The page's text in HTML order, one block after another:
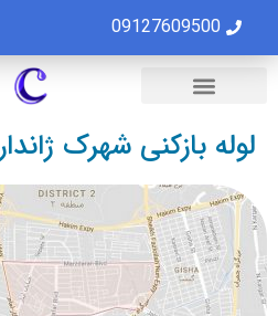
09127609500
لوله بازکنی شهرک